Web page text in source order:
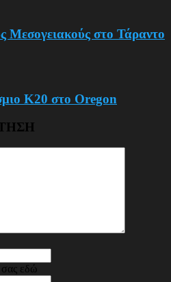
Μεσογειακούς στο Τάραντο
Κ20 στο Oregon
σας εδώ